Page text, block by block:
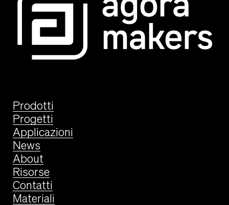
Prodotti
Progetti
Applicazioni
News
About
Risorse
Contatti
Materiali